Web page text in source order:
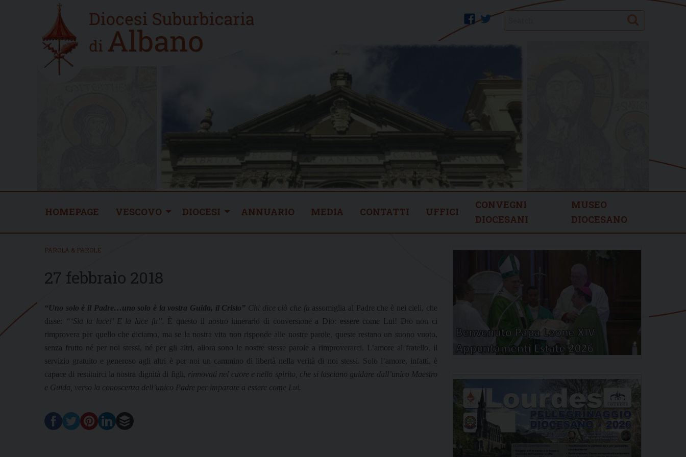
Home
new
twitter
facebook Search
HOMEPAGE VESCOVO DIOCESI ANNUARIO MEDIA CONTATTI UFFICI
CONVEGNI
DIOCESANI
MUSEO
DIOCESANO
PAROLA & PAROLE
27 febbraio 2018
“Uno solo è il Padre…uno solo è la vostra Guida, il Cristo” Chi dice ciò che fa assomiglia al Padre che è nei cieli, che
disse:
“‘Sia la luce!’ E la luce fu”. È questo il nostro itinerario di conversione a Dio: essere come Lui! Dio non ci
rimprovera per quello che diciamo, ma se la nostra vita non risponde alle nostre parole, queste restano un suono vuoto,
senza frutto né per noi stessi, né per gli altri, allora sono le nostre stesse parole a rimproverarci. L’amore al fratello, il
servizio gratuito e generoso agli altri è per noi un cammino di libertà nella verità di noi stessi. Solo l’amore, infatti, è
capace di restituirci la nostra dignità di figli, rinnovati nel cuore e nello spirito, che si lasciano guidare dall’unico Maestro
e Guida, verso la conoscenza dell’unico Padre per imparare a essere come Lui.